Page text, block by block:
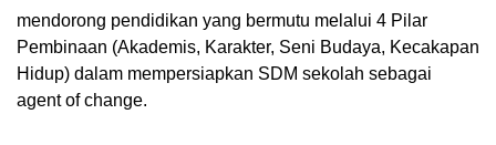
mendorong pendidikan yang bermutu melalui 4 Pilar
Pembinaan (Akademis, Karakter, Seni Budaya, Kecakapan
Hidup) dalam mempersiapkan SDM sekolah sebagai
agent of change.